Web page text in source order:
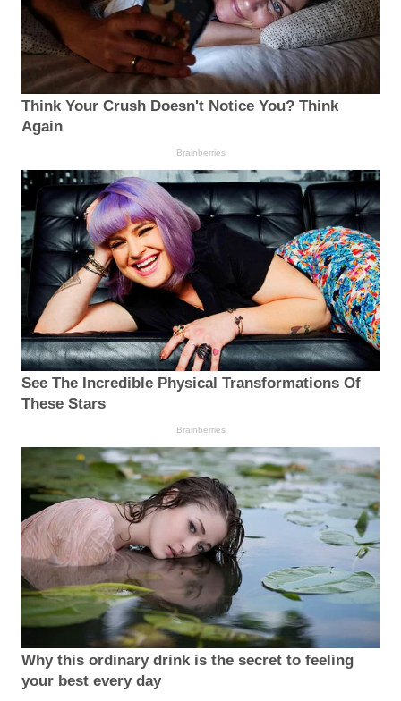
Think Your Crush Doesn't Notice You? Think
Again
Brainberries
See The Incredible Physical Transformations Of
These Stars
Brainberries
Why this ordinary drink is the secret to feeling
your best every day